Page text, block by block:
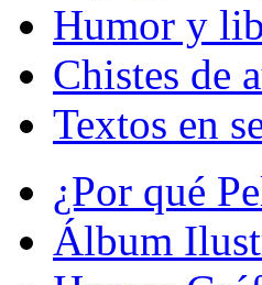
Humor y
Chistes de
Textos en
¿Por qué
Álbum